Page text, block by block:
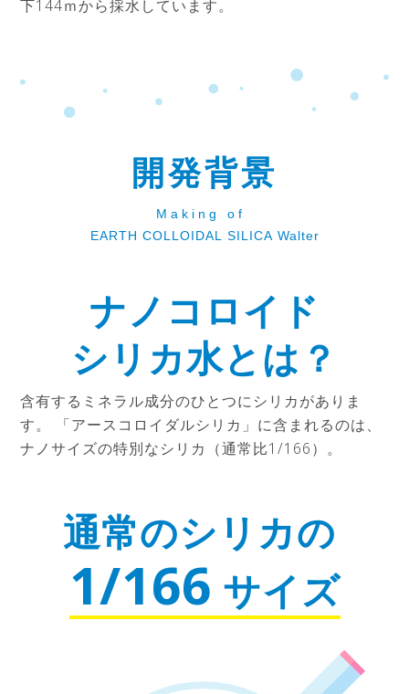
下144ｍから採水しています。
開発背景
Making of
EARTH COLLOIDAL SILICA Walter
ナノコロイド
シリカ水とは？
含有するミネラル成分のひとつにシリカがありま
す。
「アースコロイダルシリカ」に含まれるのは、
ナノサイズの特別なシリカ（通常比1/166）。
通常のシリカの
1/166 サイズ